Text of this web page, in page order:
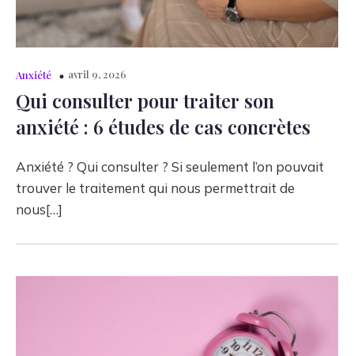
Anxiété avril 9, 2026
Qui consulter pour traiter son
anxiété : 6 études de cas concrètes
Anxiété ? Qui consulter ? Si seulement l’on pouvait
trouver le traitement qui nous permettrait de
nous[…]